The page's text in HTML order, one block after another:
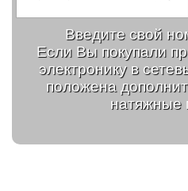
Введите свой
Если Вы покупали
электронику в
положена
натяжные